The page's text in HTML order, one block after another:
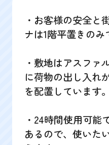
・お客様の安全と
ナは1階平置きのみ
・敷地はアスファ
に荷物の出し入れ
を配置しています。
・24時間使用可能
あるので、使いた